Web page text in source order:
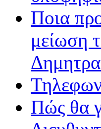
Ποια
μείωση
Πώς θα